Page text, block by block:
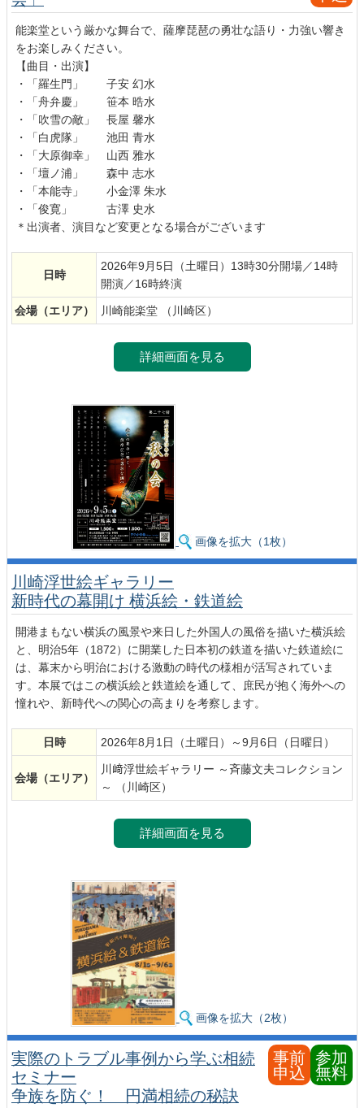
能楽堂という厳かな舞台で、薩摩琵琶の勇壮な語り・力強い響き
をお楽しみください。
【曲目・出演】
・「羅生門」 子安 幻水
・「舟弁慶」 笹本 晧水
・「吹雪の敵」 長屋 馨水
・「白虎隊」 池田 青水
・「大原御幸」 山西 雅水
・「壇ノ浦」 森中 志水
・「本能寺」 小金澤 朱水
・「俊寛」 古澤 史水
＊出演者、演目など変更となる場合がございます
日時
2026年9月5日（土曜日）13時30分開場／14時
開演／16時終演
会場（エリア） 川崎能楽堂 （川崎区）
詳細画面を見る
画像を拡大（1枚）
川崎浮世絵ギャラリー
新時代の幕開け 横浜絵・鉄道絵
開港まもない横浜の風景や来日した外国人の風俗を描いた横浜絵
と、明治5年（1872）に開業した日本初の鉄道を描いた鉄道絵に
は、幕末から明治における激動の時代の様相が活写されていま
す。本展ではこの横浜絵と鉄道絵を通して、庶民が抱く海外への
憧れや、新時代への関心の高まりを考察します。
日時 2026年8月1日（土曜日）～9月6日（日曜日）
会場（エリア）
川﨑浮世絵ギャラリー ～斉藤文夫コレクション
～ （川崎区）
詳細画面を見る
画像を拡大（2枚）
事前
申込
参加
無料
実際のトラブル事例から学ぶ相続
セミナー
争族を防ぐ！ 円満相続の秘訣